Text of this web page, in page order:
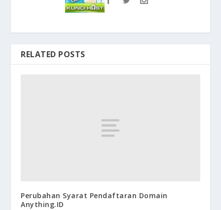
RELATED POSTS
Perubahan Syarat Pendaftaran Domain
Anything.ID